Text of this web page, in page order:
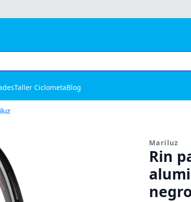
Taller CiclometaBlog
Mariluz
Rin